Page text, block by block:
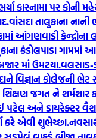
કારનામા પર કોની
વાંસદા તાલુકાના
આંગણવાડી
કંડોલપાડા ગામમાં
માં ઉમટયા.વલસાડ-
વિજ્ઞાન કોલેજની
શિક્ષણ જગત ને શર્મશાર
પટેલ અને ડાયરેક્ટર
કરે એવી શુભેચ્છા.